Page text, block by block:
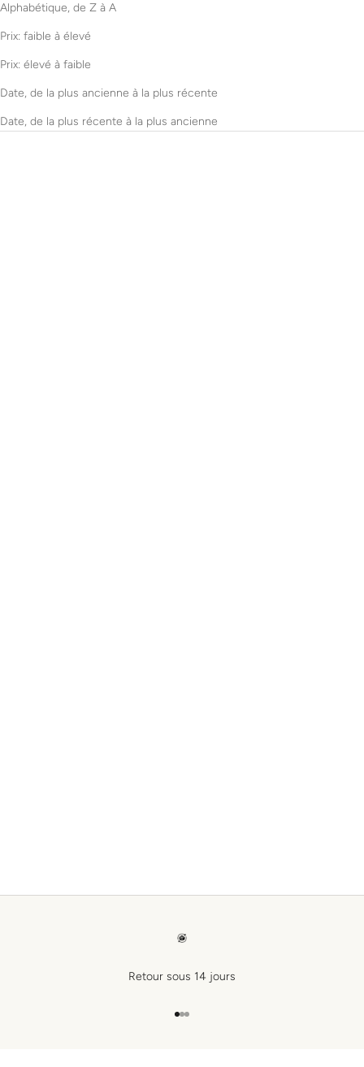
Alphabétique, de Z à A
Prix: faible à élevé
Prix: élevé à faible
Date, de la plus ancienne à la plus récente
Date, de la plus récente à la plus ancienne
Retour sous 14 jours
Aller à l'élément 1
Aller à l'élément 2
Aller à l'élément 3